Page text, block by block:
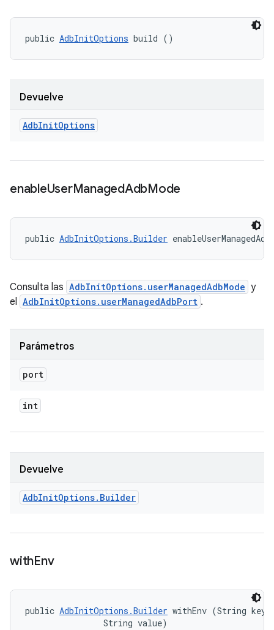
public AdbInitOptions build ()
Devuelve
AdbInitOptions
enableUserManagedAdbMode
public AdbInitOptions.Builder
Consulta las AdbInitOptions.userManagedAdbMode y
el AdbInitOptions.userManagedAdbPort .
Parámetros
port
int
Devuelve
AdbInitOptions. Builder
withEnv
public AdbInitOptions.Builder withEnv (String
                String value)